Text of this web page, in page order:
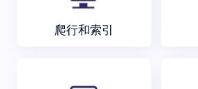
爬行和索引